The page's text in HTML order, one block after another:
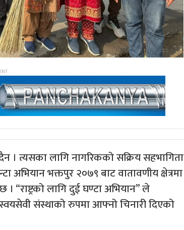
। त्यसका लागि नागरिकको सक्रिय सहभागिता
अभियान भक्तपुर २०७९ बाट वातावणीय क्षेत्रमा
“राष्ट्रको लागि दुई घण्टा अभियान” ले
स्वयसेवी संस्थाको रुपमा आफ्नो चिनारी दिएको